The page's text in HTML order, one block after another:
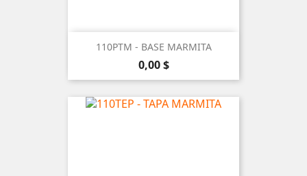
110PTM - BASE MARMITA
Precio
0,00 $